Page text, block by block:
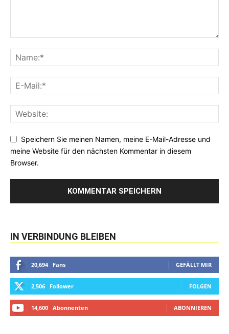
Speichern Sie meinen Namen, meine E-Mail-Adresse und
meine Website für den nächsten Kommentar in diesem
Browser.
IN VERBINDUNG BLEIBEN
20,694 Fans GEFÄLLT MIR
2,506 Follower FOLGEN
14,600 Abonnenten ABONNIEREN